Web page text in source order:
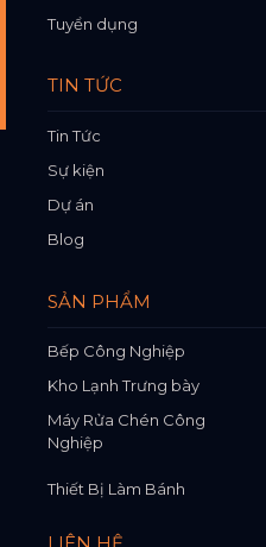
Tuyển dụng
TIN TỨC
Tin Tức
Sự kiện
Dự án
Blog
SẢN PHẨM
Bếp Công Nghiệp
Kho Lạnh Trưng bày
Máy Rửa Chén Công
Nghiệp
Thiết Bị Làm Bánh